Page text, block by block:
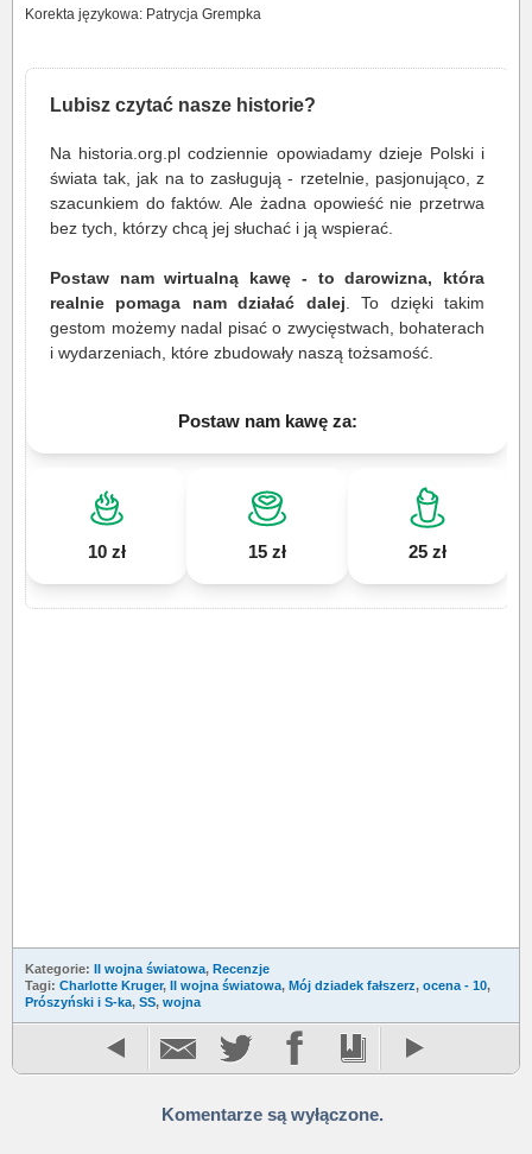
Korekta językowa: Patrycja Grempka
Lubisz czytać nasze historie?
Na historia.org.pl codziennie opowiadamy dzieje Polski i
świata tak, jak na to zasługują - rzetelnie, pasjonująco, z
szacunkiem do faktów. Ale żadna opowieść nie przetrwa
bez tych, którzy chcą jej słuchać i ją wspierać.
Postaw nam wirtualną kawę - to darowizna, która
realnie pomaga nam działać dalej . To dzięki takim
gestom możemy nadal pisać o zwycięstwach, bohaterach
i wydarzeniach, które zbudowały naszą tożsamość.
Postaw nam kawę za:
10 zł 15 zł 25 zł
Kategorie: II wojna światowa, Recenzje
Tagi: Charlotte Kruger, II wojna światowa, Mój dziadek fałszerz, ocena - 10,
Prószyński i S-ka, SS, wojna
Komentarze są wyłączone.